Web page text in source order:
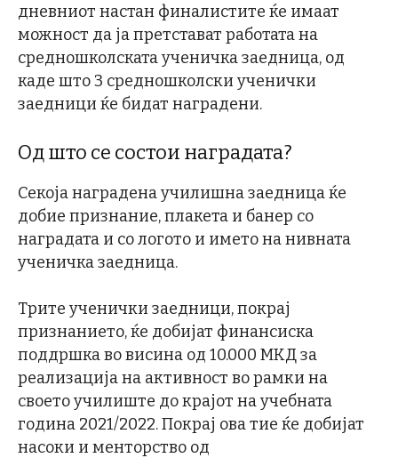
дневниот настан финалистите ќе имаат
можност да ја претстават работата на
средношколската ученичка заедница, од
каде што 3 средношколски ученички
заедници ќе бидат наградени.
Од што се состои наградата?
Секоја наградена училишна заедница ќе
добие признание, плакета и банер со
наградата и со логото и името на нивната
ученичка заедница.
Трите ученички заедници, покрај
признанието, ќе добијат финансиска
поддршка во висина од 10.000 МКД за
реализација на активност во рамки на
своето училиште до крајот на учебната
година 2021/2022. Покрај ова тие ќе добијат
насоки и менторство од